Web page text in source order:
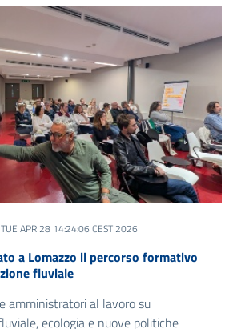
APR 28 14:24:06 CEST 2026
a Lomazzo il percorso formativo
fluviale
amministratori al lavoro su
ecologia e nuove politiche